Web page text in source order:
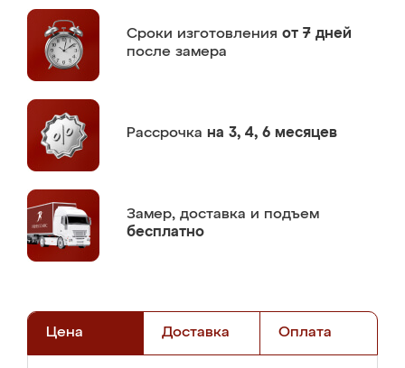
Сроки изготовления от 7 дней
после замера
Рассрочка на 3, 4, 6 месяцев
Замер, доставка и подъем
бесплатно
Цена Доставка Оплата